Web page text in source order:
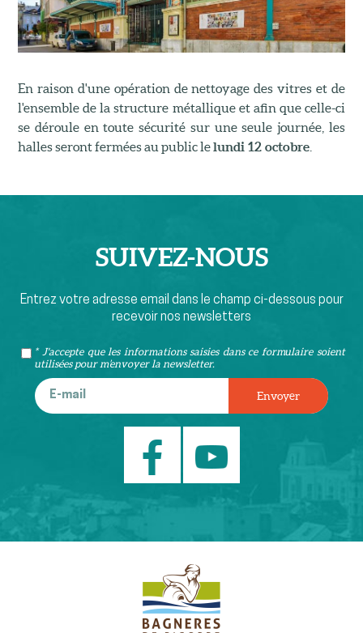
En raison d'une opération de nettoyage des vitres et de
l'ensemble de la structure métallique et afin que celle-ci
se déroule en toute sécurité sur une seule journée, les
halles seront fermées au public lelundi 12 octobre
SUIVEZ-NOUS
Entrez votre adresse email dans le champ ci-dessous pour
recevoir nos newsletters
* J'accepte que les informations saisies dans ce formulaire soient
utilisées pour m’envoyer la newsletter.